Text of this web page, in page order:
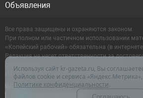
Объявления
Все права защищены и охраняются законом.
При полном или частичном использовании
«Копейский рабочий» обязательна (в
Редакция не несет ответственности за
содержащейся в рекламных объявлениях.
Настоящий ресурс может содержать
Используя сайт kr-gazeta.ru, Вы
файлов cookie и сервиса
Политике конфиденциальности.